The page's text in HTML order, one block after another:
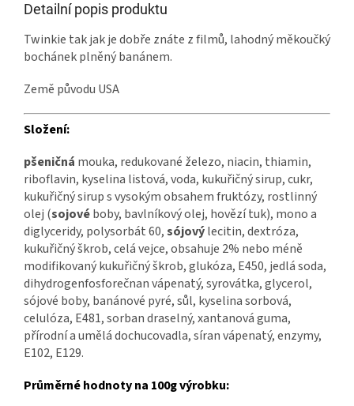
Detailní popis produktu
Twinkie tak jak je dobře znáte z filmů, lahodný měkoučký
bochánek plněný banánem.
Země původu USA
Složení:
pšeničná mouka, redukované železo, niacin, thiamin,
riboflavin, kyselina listová, voda, kukuřičný sirup, cukr,
kukuřičný sirup s vysokým obsahem fruktózy, rostlinný
olej (sojovéboby, bavlníkový olej, hovězí tuk), mono a
diglyceridy, polysorbát 60,sójovýlecitin, dextróza,
kukuřičný škrob, celá vejce, obsahuje 2% nebo méně
modifikovaný kukuřičný škrob, glukóza, E450, jedlá soda,
dihydrogenfosforečnan vápenatý, syrovátka, glycerol,
sójové boby, banánové pyré, sůl, kyselina sorbová,
celulóza, E481, sorban draselný, xantanová guma,
přírodní a umělá dochucovadla, síran vápenatý, enzymy,
E102, E129.
Průměrné hodnoty na 100g výrobku: